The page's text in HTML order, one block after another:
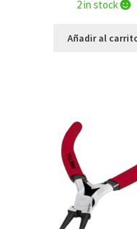
2 in stock
Añadir al